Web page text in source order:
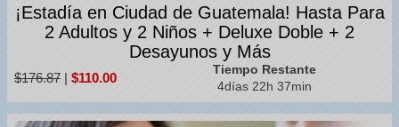
¡Estadía en Ciudad de Guatemala! Hasta Para
2 Adultos y 2 Niños + Deluxe Doble + 2
Desayunos y Más
$176.87 | $110.00
Tiempo Restante
4días 22h 37min